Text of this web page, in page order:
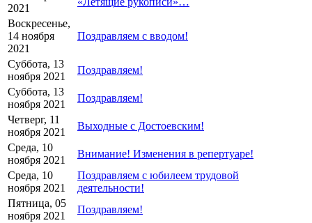
2021
Воскресенье,
14 ноября
2021
Поздравляем с вводом!
Суббота, 13
ноября 2021
Поздравляем!
Суббота, 13
ноября 2021
Поздравляем!
Четверг, 11
ноября 2021
Выходные с Достоевским!
Среда, 10
ноября 2021
Внимание! Изменения в репертуаре!
Среда, 10
ноября 2021
Поздравляем с юбилеем трудовой
деятельности!
Пятница, 05
ноября 2021
Поздравляем!